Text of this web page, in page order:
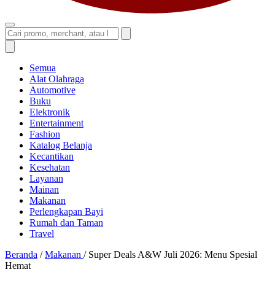
Semua
Alat Olahraga
Automotive
Buku
Elektronik
Entertainment
Fashion
Katalog Belanja
Kecantikan
Kesehatan
Layanan
Mainan
Makanan
Perlengkapan Bayi
Rumah dan Taman
Travel
Beranda / Makanan / Super Deals A&W Juli 2026: Menu Spesial
Hemat